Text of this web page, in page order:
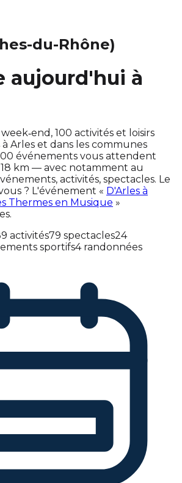
du-Rhône)
aujourd'hui à
100 activités et loisirs
Arles et dans les communes
événements vous attendent
km — avec notamment au
activités, spectacles. Le
? L'événement « D'Arles à
Thermes en Musique »
activités79 spectacles24
sportifs4 randonnées